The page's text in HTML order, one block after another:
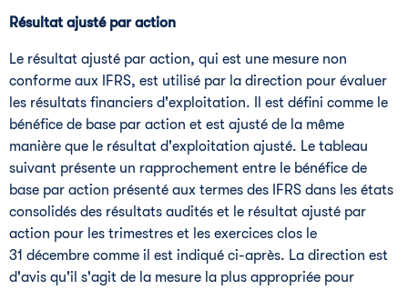
Résultat ajusté par action
Le résultat ajusté par action, qui est une mesure non
conforme aux IFRS, est utilisé par la direction pour évaluer
les résultats financiers d'exploitation. Il est défini comme le
bénéfice de base par action et est ajusté de la même
manière que le résultat d'exploitation ajusté. Le tableau
suivant présente un rapprochement entre le bénéfice de
base par action présenté aux termes des IFRS dans les états
consolidés des résultats audités et le résultat ajusté par
action pour les trimestres et les exercices clos le
31 décembre comme il est indiqué ci-après. La direction est
d'avis qu'il s'agit de la mesure la plus appropriée pour